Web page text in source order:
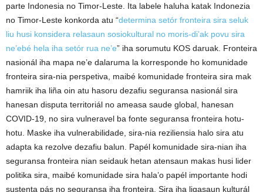
parte Indonesia no Timor-Leste. Ita labele haluha katak Indonezia
no Timor-Leste konkorda atu “determina setór fronteira sira seluk
liu husi konsidera relasaun sosiokultural no moris-di’ak povu sira
ne’ebé hela iha setór rua ne’e” iha sorumutu KOS daruak. Fronteira
nasionál iha mapa ne’e dalaruma la korresponde ho komunidade
fronteira sira-nia perspetiva, maibé komunidade fronteira sira mak
hamriik iha liña oin atu hasoru dezafiu seguransa nasionál sira
hanesan disputa territoriál no ameasa saude global, hanesan
COVID-19, no sira vulneravel ba fonte seguransa fronteira hotu-
hotu. Maske iha vulnerabilidade, sira-nia reziliensia halo sira atu
adapta ka rezolve dezafiu balun. Papél komunidade sira-nian iha
seguransa fronteira nian seidauk hetan atensaun makas husi lider
politika sira, maibé komunidade sira hala’o papél importante hodi
sustenta pás no seguransa iha fronteira. Sira iha ligasaun kulturál